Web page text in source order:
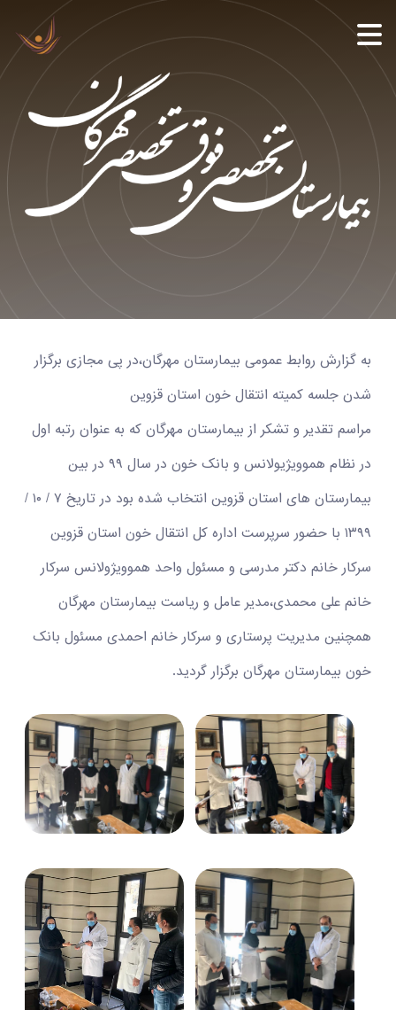
به گزارش روابط عمومی بیمارستان مهرگان،در پی مجازی برگزار
شدن جلسه کمیته انتقال خون استان قزوین
مراسم تقدیر و تشکر از بیمارستان مهرگان که به عنوان رتبه اول
در نظام هموویژیولانس و بانک خون در سال ۹۹ در بین
بیمارستان های استان قزوین انتخاب شده بود در تاریخ ۷ / ۱۰ /
۱۳۹۹ با حضور سرپرست اداره کل انتقال خون استان قزوین
سرکار خانم دکتر مدرسی و مسئول واحد هموویژولانس سرکار
خانم علی محمدی،مدیر عامل و ریاست بیمارستان مهرگان
همچنین مدیریت پرستاری و سرکار خانم احمدی مسئول بانک
خون بیمارستان مهرگان برگزار گردید.